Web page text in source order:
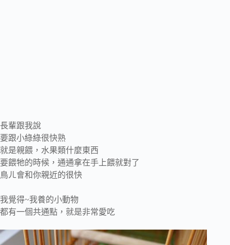
長輩跟我說
要跟小綠綠很快熟
就是親餵，水果類什麼東西
要餵牠的時候，通通拿在手上餵就對了
鳥ㄦ會和你親近的很快
我覺得~我養的小動物
都有一個共通點，就是非常愛吃